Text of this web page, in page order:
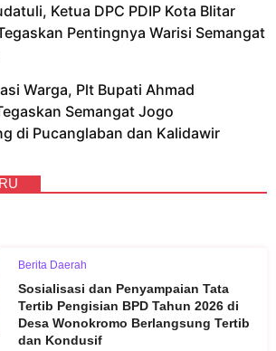
Ketua DPC PDIP Kota Blitar
Pentingnya Warisi Semangat
Warga, Plt Bupati Ahmad
Semangat Jogo
di Pucanglaban dan Kalidawir
Berita Daerah
Sosialisasi dan Penyampaian Tata
Tertib Pengisian BPD Tahun 2026 di
Desa Wonokromo Berlangsung Tertib
dan Kondusif